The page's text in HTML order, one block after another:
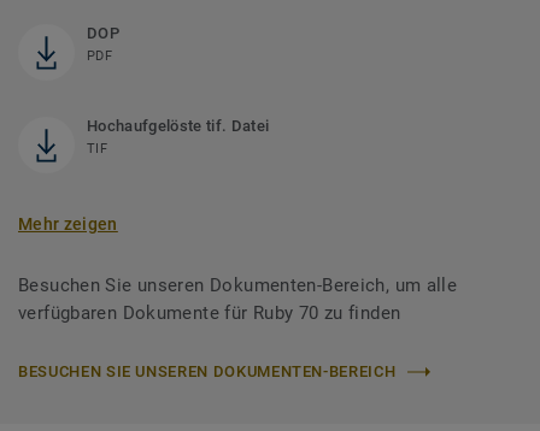
DOP
PDF
Hochaufgelöste tif. Datei
TIF
Mehr zeigen
Besuchen Sie unseren Dokumenten-Bereich, um alle
verfügbaren Dokumente für Ruby 70 zu finden
BESUCHEN SIE UNSEREN DOKUMENTEN-BEREICH